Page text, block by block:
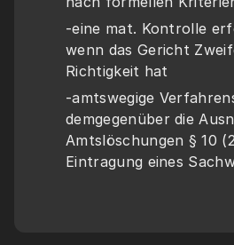
-eine mat. Kontrolle
wenn das Gericht
Richtigkeit hat
-amtswegige
demgegenüber die
Amtslöschungen § 10
Eintragung eines